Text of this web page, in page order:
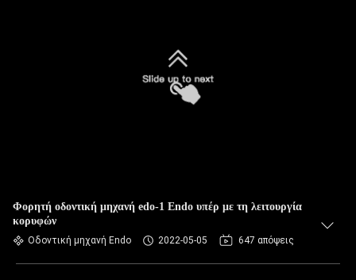
Φορητή οδοντική μηχανή edo-1 Endo υπέρ με τη λειτουργία
κορυφών
Οδοντική μηχανή Endo 2022-05-05 647 απόψεις